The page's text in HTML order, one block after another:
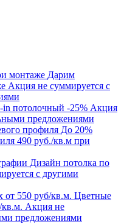
Дарим
Акция не суммируется с
in потолочный -25% Акция
предложениями
До 20%
490 руб./кв.м при
Дизайн потолка по
с другими
Цветные
кв.м. Акция не
предложениями